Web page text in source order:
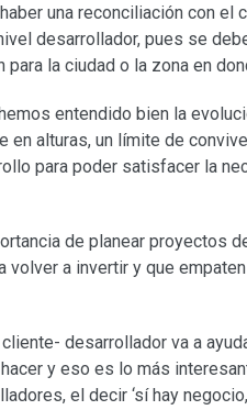
una reconciliación con el
desarrollador, pues se
la ciudad o la zona en
entendido bien la
en alturas, un límite de
para poder satisfacer la
de planear proyectos
volver a invertir y que
desarrollador va a
y eso es lo más
el decir ‘sí hay